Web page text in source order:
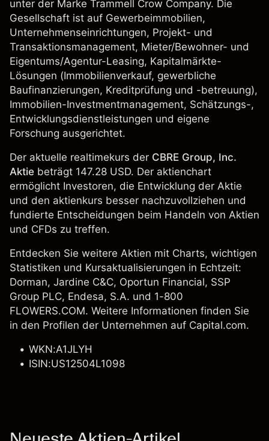
unter der Marke Trammell Crow Company. Die
Gesellschaft ist auf Gewerbeimmobilien,
Unternehmenseinrichtungen, Projekt- und
Transaktionsmanagement, Mieter/Bewohner- und
Eigentums/Agentur-Leasing, Kapitalmärkte-
Lösungen (Immobilienverkauf, gewerbliche
Baufinanzierungen, Kreditprüfung und -betreuung),
Immobilien-Investmentmanagement, Schätzungs-,
Entwicklungsdienstleistungen und eigene
Forschung ausgerichtet.
Der aktuelle realtimekurs der CBRE Group, Inc.
Aktie beträgt 147.28 USD. Der aktienchart
ermöglicht Investoren, die Entwicklung der Aktie
und den aktienkurs besser nachzuvollziehen und
fundierte Entscheidungen beim Handeln von Aktien
und CFDs zu treffen.
Entdecken Sie weitere Aktien mit Charts, wichtigen
Statistiken und Kursaktualisierungen in Echtzeit:
Dorman, Jardine C&C, Oportun Financial, SSP
Group PLC, Endesa, S.A. und 1-800
FLOWERS.COM. Weitere Informationen finden Sie
in den Profilen der Unternehmen auf Capital.com.
WKN:A1JLYH
ISIN:US12504L1098